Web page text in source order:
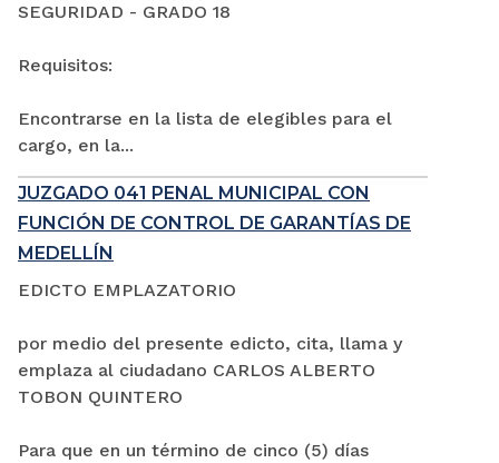
SEGURIDAD - GRADO 18
Requisitos:
Encontrarse en la lista de elegibles para el
cargo, en la...
JUZGADO 041 PENAL MUNICIPAL CON
FUNCIÓN DE CONTROL DE GARANTÍAS DE
MEDELLÍN
EDICTO EMPLAZATORIO
por medio del presente edicto, cita, llama y
emplaza al ciudadano CARLOS ALBERTO
TOBON QUINTERO
Para que en un término de cinco (5) días